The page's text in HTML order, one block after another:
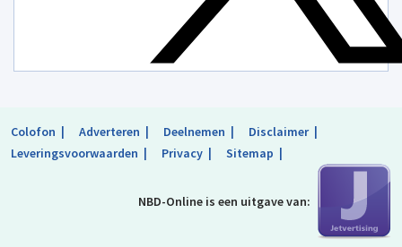
Colofon Adverteren Deelnemen
Disclaimer
Leveringsvoorwaarden
Privacy Sitemap
NBD-Online is een uitgave van: